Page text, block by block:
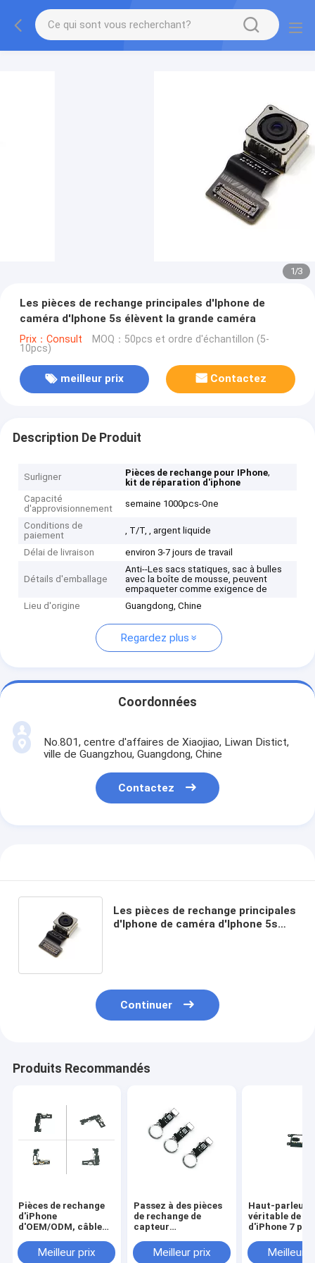
1/3
Les pièces de rechange principales d'Iphone de
caméra d'Iphone 5s élèvent la grande caméra
Prix：Consult MOQ：50pcs et ordre d'échantillon (5-
10pcs)
meilleur prix Contactez
Description De Produit
Surligner Pièces de rechange pour IPhone,
kit de réparation d'iphone
Capacité
d'approvisionnement
semaine 1000pcs-One
Conditions de
paiement
, T/T, , argent liquide
Délai de livraison environ 3-7 jours de travail
Détails d'emballage
Anti--Les sacs statiques, sac à bulles
avec la boîte de mousse, peuvent
empaqueter comme exigence de
Lieu d'origine
Guangdong, Chine
Regardez plus
Coordonnées
No.801, centre d'affaires de Xiaojiao, Liwan Distict,
ville de Guangzhou, Guangdong, Chine
Contactez
Les pièces de rechange principales
d'Iphone de caméra d'Iphone 5s
Continuer
Produits Recommandés
Pièces de rechange
d'iPhone
d'OEM/ODM, câble
d'iPhone de caméra
de dos de l'arrière 7
Meilleur prix
Passez à des pièces
de rechange de
capteur
contact Iphone 7
pièces de rechange à
Meilleur prix
Haut-parleur
véritable de
d'iPhone 7
haut-parleur
d'iPhone
Meilleur